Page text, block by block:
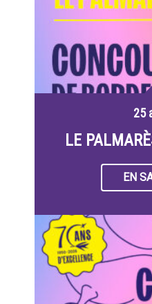
25
LE
EN